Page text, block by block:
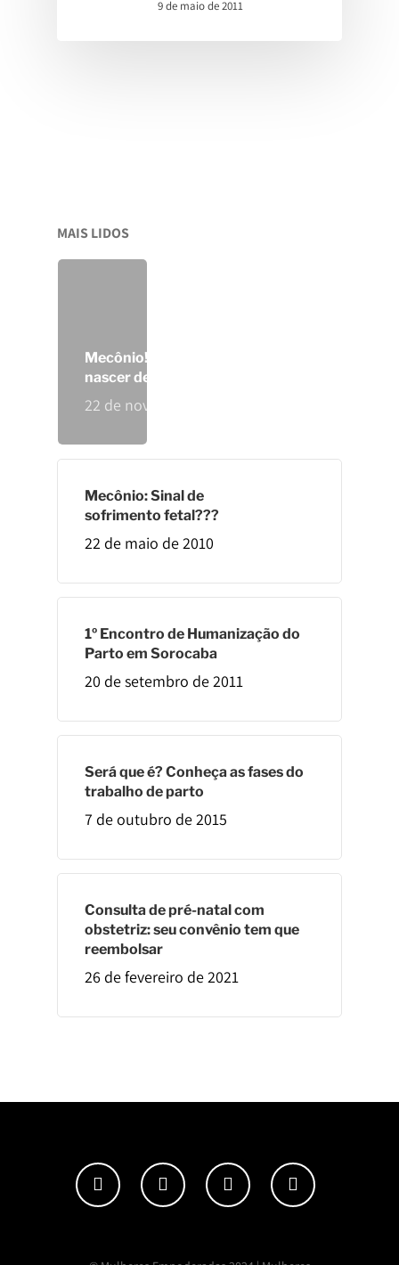
9 de maio de 2011
MAIS LIDOS
Mecônio! E agora? O bebê pode
nascer de parto normal?
22 de novembro de 2019
Mecônio: Sinal de
sofrimento fetal???
22 de maio de 2010
1º Encontro de Humanização do
Parto em Sorocaba
20 de setembro de 2011
Será que é? Conheça as fases do
trabalho de parto
7 de outubro de 2015
Consulta de pré-natal com
obstetriz: seu convênio tem que
reembolsar
26 de fevereiro de 2021
Equipe
Canal TV ME